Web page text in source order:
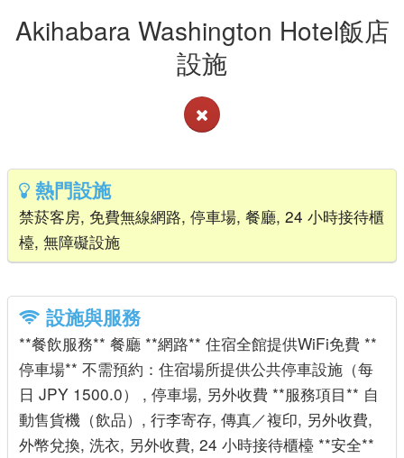
Akihabara Washington Hotel飯店
設施
熱門設施
禁菸客房, 免費無線網路, 停車場, 餐廳, 24 小時接待櫃
檯, 無障礙設施
設施與服務
**餐飲服務** 餐廳 **網路** 住宿全館提供WiFi免費 **
停車場** 不需預約：住宿場所提供公共停車設施（每
日 JPY 1500.0） , 停車場, 另外收費 **服務項目** 自
動售貨機（飲品）, 行李寄存, 傳真／複印, 另外收費,
外幣兌換, 洗衣, 另外收費, 24 小時接待櫃檯 **安全**